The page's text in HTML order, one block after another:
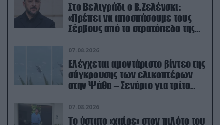
Στο Βελιγράδι ο Β.Ζελένσκι:
«Πρέπει να αποσπάσουμε τους
Σέρβους από το στρατόπεδο της
Ρωσίας»
07.08.2026
Ελέγχεται αμοντάριστο βίντεο της
σύγκρουσης των ελικοπτέρων
στην Ψάθα – Σενάριο για τρίτο
ελικόπτερο
07.08.2026
Το ύστατο «χαίρε» στον πιλότο του